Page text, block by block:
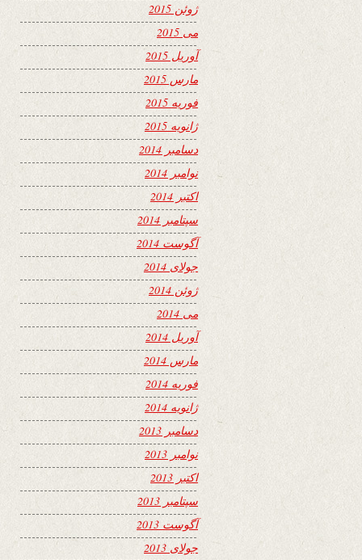
ژوئن 2015
می 2015
آوریل 2015
مارس 2015
فوریه 2015
ژانویه 2015
دسامبر 2014
نوامبر 2014
اکتبر 2014
سپتامبر 2014
آگوست 2014
جولای 2014
ژوئن 2014
می 2014
آوریل 2014
مارس 2014
فوریه 2014
ژانویه 2014
دسامبر 2013
نوامبر 2013
اکتبر 2013
سپتامبر 2013
آگوست 2013
جولای 2013